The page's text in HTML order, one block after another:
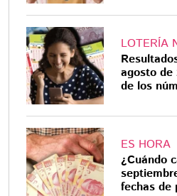
LOTERÍA
agosto de
de los
ES HORA
¿Cuándo
fechas de